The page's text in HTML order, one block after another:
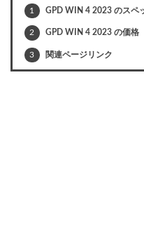
1 GPD WIN 4 2023 のスペ
2 GPD WIN 4 2023 の価格
3 関連ページリンク